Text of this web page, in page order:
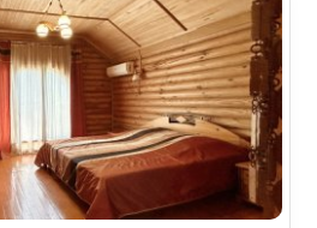
Войти
с помощью